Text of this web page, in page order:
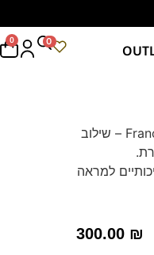
0 0
נעלי ספורט לגברים מדגם 5510 של Franco Bane – שילוב
למראה
300.00 ₪